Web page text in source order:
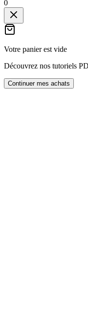
0
Votre panier est vide
Découvrez nos tutoriels
Continuer mes achats